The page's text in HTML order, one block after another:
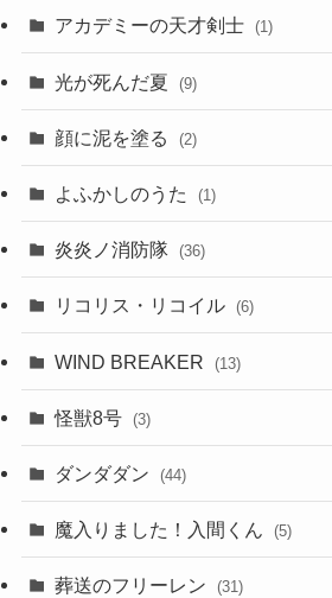
アカデミーの天才剣士 (1)
光が死んだ夏 (9)
顔に泥を塗る (2)
よふかしのうた (1)
炎炎ノ消防隊 (36)
リコリス・リコイル (6)
WIND BREAKER (13)
怪獣8号 (3)
ダンダダン (44)
魔入りました！入間くん (5)
葬送のフリーレン (31)